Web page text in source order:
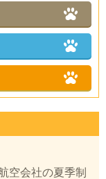
空会社の夏季制